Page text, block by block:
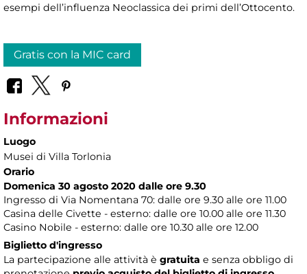
esempi dell’influenza Neoclassica dei primi dell’Ottocento.
Gratis con la MIC card
Informazioni
Luogo
Musei di Villa Torlonia
Orario
Domenica 30 agosto 2020 dalle ore 9.30
Ingresso di Via Nomentana 70: dalle ore 9.30 alle ore 11.00
Casina delle Civette - esterno: dalle ore 10.00 alle ore 11.30
Casino Nobile - esterno: dalle ore 10.30 alle ore 12.00
Biglietto d'ingresso
La partecipazione alle attività è gratuita e senza obbligo di